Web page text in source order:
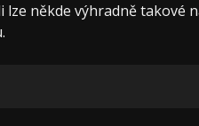
lze někde výhradně takové